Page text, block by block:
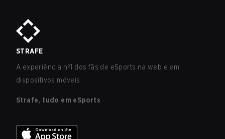
STRAFE
A experiência nº1 dos fãs de eSports na web e em
dispositivos móveis.
Strafe, tudo em eSports